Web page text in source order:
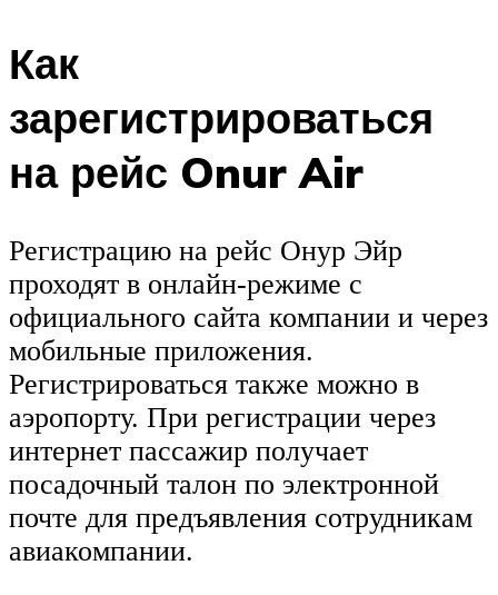
Как
зарегистрироваться
на рейс Onur Air
Регистрацию на рейс Онур Эйр
проходят в онлайн-режиме с
официального сайта компании и через
мобильные приложения.
Регистрироваться также можно в
аэропорту. При регистрации через
интернет пассажир получает
посадочный талон по электронной
почте для предъявления сотрудникам
авиакомпании.